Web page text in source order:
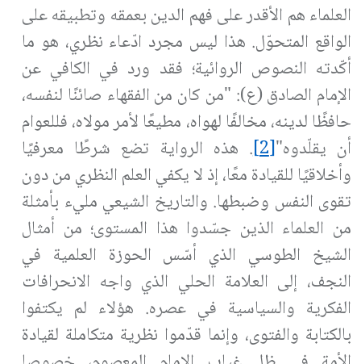
العلماء هم الأقدر على فهم الدين بعمقه وتطبيقه على
الواقع المتحوّل. هذا ليس مجرد ادّعاء نظري، هو ما
أكّدته النصوص الروائية؛ فقد ورد في الكافي عن
الإمام الصادق (ع): "من كان من الفقهاء صائنًا لنفسه،
حافظًا لدينه، مخالفًا لهواه، مطيعًا لأمر مولاه، فللعوام
أن يقلّدوه"[2] . هذه الرواية تضع شرطًا معرفيًا
وأخلاقيًا للقيادة معًا، إذ لا يكفي العلم النظري من دون
تقوى النفس وضبطها. والتاريخ الشيعي مليء بأمثلة
من العلماء الذين جسّدوا هذا المستوى؛ من أمثال
الشيخ الطوسي الذي أسّس الحوزة العلمية في
النجف، إلى العلامة الحلي الذي واجه الانحرافات
الفكرية والسياسية في عصره. هؤلاء لم يكتفوا
بالكتابة والفتوى، وإنما قدّموا نظرية متكاملة لقيادة